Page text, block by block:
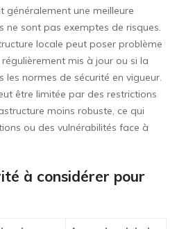
généralement une meilleure
ne sont pas exemptes de risques.
locale peut poser problème
mis à jour ou si la
normes de sécurité en vigueur.
être limitée par des restrictions
moins robuste, ce qui
ou des vulnérabilités face à
à considérer pour